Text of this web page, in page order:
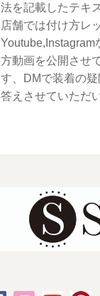
法を記載したテキ
店舗では付け方レ
Youtube,Instagram
方動画を公開させ
す、DMで装着の
答えさせていただ